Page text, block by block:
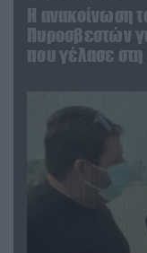
Η ανακοίνωση
Πυροσβεστών
που γέλασε